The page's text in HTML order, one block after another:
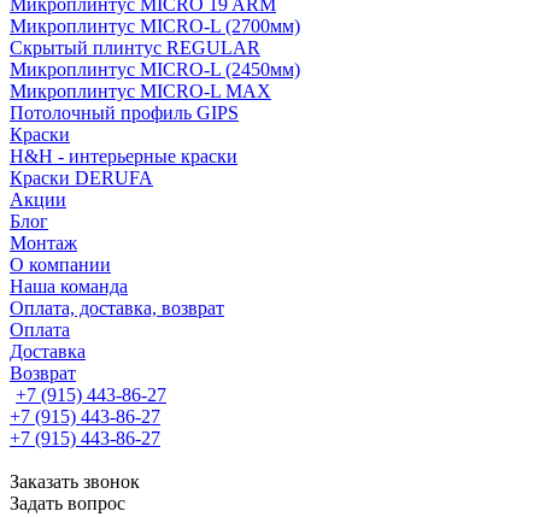
Микроплинтус MICRO 19 ARM
Микроплинтус MICRO-L (2700мм)
Скрытый плинтус REGULAR
Микроплинтус MICRO-L (2450мм)
Микроплинтус MICRO-L MAX
Потолочный профиль GIPS
Краски
H&H - интерьерные краски
Краски DERUFA
Акции
Блог
Монтаж
О компании
Наша команда
Оплата, доставка, возврат
Оплата
Доставка
Возврат
+7 (915) 443-86-27
+7 (915) 443-86-27
+7 (915) 443-86-27
Заказать звонок
Задать вопрос